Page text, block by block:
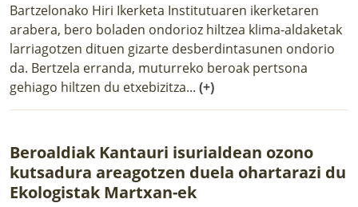
Bartzelonako Hiri Ikerketa Institutuaren ikerketaren
arabera, bero boladen ondorioz hiltzea klima-aldaketak
larriagotzen dituen gizarte desberdintasunen ondorio
da. Bertzela erranda, muturreko beroak pertsona
gehiago hiltzen du etxebizitza... (+)
Beroaldiak Kantauri isurialdean ozono
kutsadura areagotzen duela ohartarazi du
Ekologistak Martxan-ek